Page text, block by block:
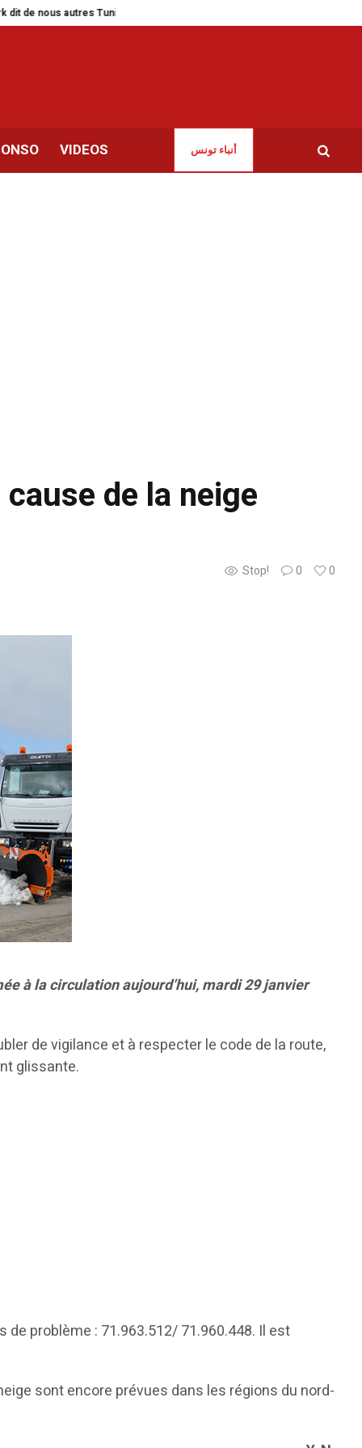
autres Tunisiens
VIDEOS أنباء تونس
de la neige
Stop! 0 0
à la circulation aujourd’hui, mardi 29 janvier
de vigilance et à respecter le code de la route,
glissante.
problème : 71.963.512/ 71.960.448. Il est
sont encore prévues dans les régions du nord-